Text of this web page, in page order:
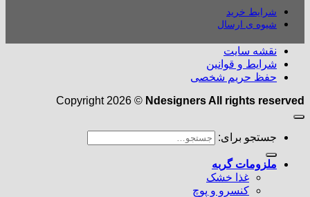
شرایط خرید
شیوه ی ارسال
نقشه سایت
شرایط و قوانین
حفظ حریم شخصی
Copyright 2026 © Ndesigners All rights reserved
جستجو برای:
ملزومات گربه
غذا خشک
کنسرو و پوچ